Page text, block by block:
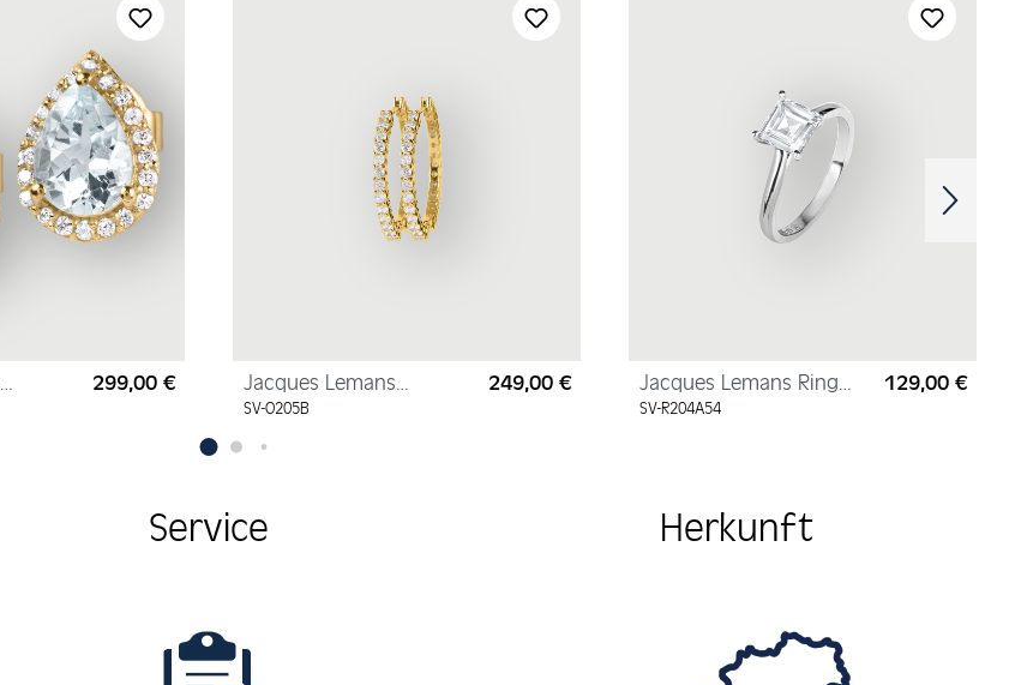
Regulärer Preis:
299,00 €
Jacques Lemans
Creolen Sterlingsilber
SV-O205B
Regulärer Preis:
249,00 €
Jacques Lemans Ring
Sterlingsilber mit
SV-R204A54
129,00 €
Service Herkunft